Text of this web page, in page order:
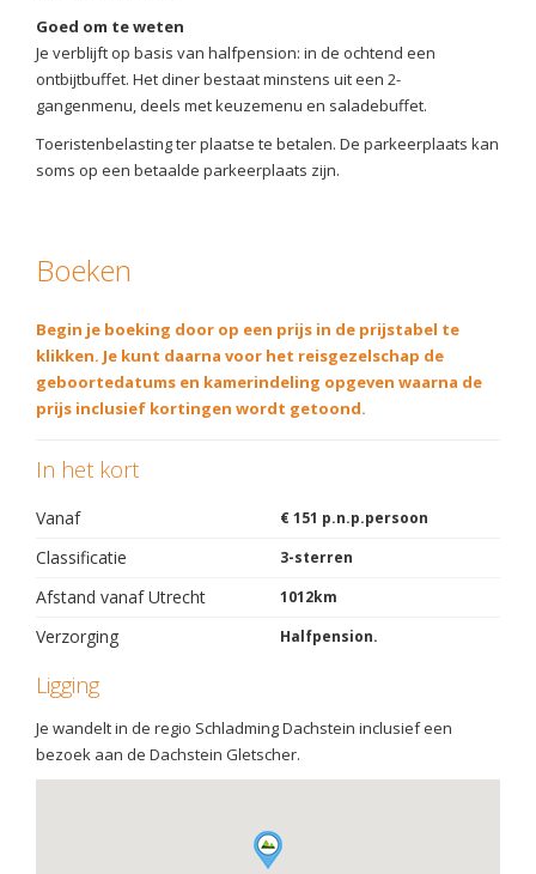
Goed om te weten
Je verblijft op basis van halfpension: in de ochtend een
ontbijtbuffet. Het diner bestaat minstens uit een 2-
gangenmenu, deels met keuzemenu en saladebuffet.
Toeristenbelasting ter plaatse te betalen. De parkeerplaats kan
soms op een betaalde parkeerplaats zijn.
Boeken
Begin je boeking door op een prijs in de prijstabel te
klikken. Je kunt daarna voor het reisgezelschap de
geboortedatums en kamerindeling opgeven waarna de
prijs inclusief kortingen wordt getoond.
In het kort
Vanaf € 151 p.n.p.persoon
Classificatie 3-sterren
Afstand vanaf Utrecht 1012km
Verzorging Halfpension.
Ligging
Je wandelt in de regio Schladming Dachstein inclusief een
bezoek aan de Dachstein Gletscher.